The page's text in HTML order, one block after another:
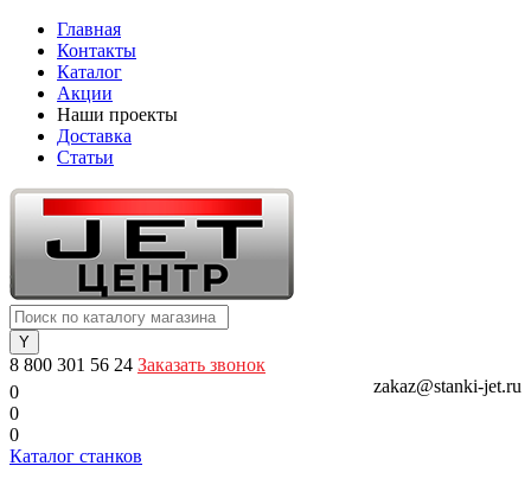
Главная
Контакты
Каталог
Акции
Наши проекты
Доставка
Статьи
8 800 301 56 24 Заказать звонок
zakaz@stanki-jet.ru
0
0
0
Каталог станков